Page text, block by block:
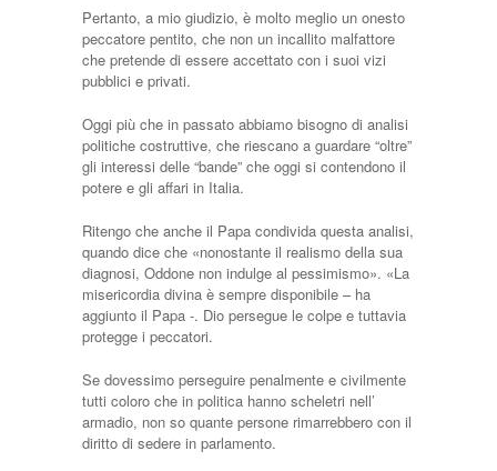
Pertanto, a mio giudizio, è molto meglio un onesto
peccatore pentito, che non un incallito malfattore
che pretende di essere accettato con i suoi vizi
pubblici e privati.
Oggi più che in passato abbiamo bisogno di analisi
politiche costruttive, che riescano a guardare “oltre”
gli interessi delle “bande” che oggi si contendono il
potere e gli affari in Italia.
Ritengo che anche il Papa condivida questa analisi,
quando dice che «nonostante il realismo della sua
diagnosi, Oddone non indulge al pessimismo». «La
misericordia divina è sempre disponibile – ha
aggiunto il Papa -. Dio persegue le colpe e tuttavia
protegge i peccatori.
Se dovessimo perseguire penalmente e civilmente
tutti coloro che in politica hanno scheletri nell’
armadio, non so quante persone rimarrebbero con il
diritto di sedere in parlamento.